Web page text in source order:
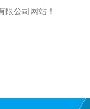
限公司网站！